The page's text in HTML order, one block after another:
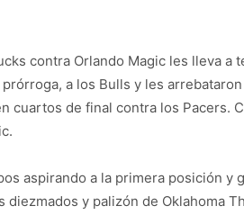
contra Orlando Magic les lleva a
a los Bulls y les
cuartos de final contra los Pacers.
aspirando a la primera posición y
diezmados y palizón de Oklahoma